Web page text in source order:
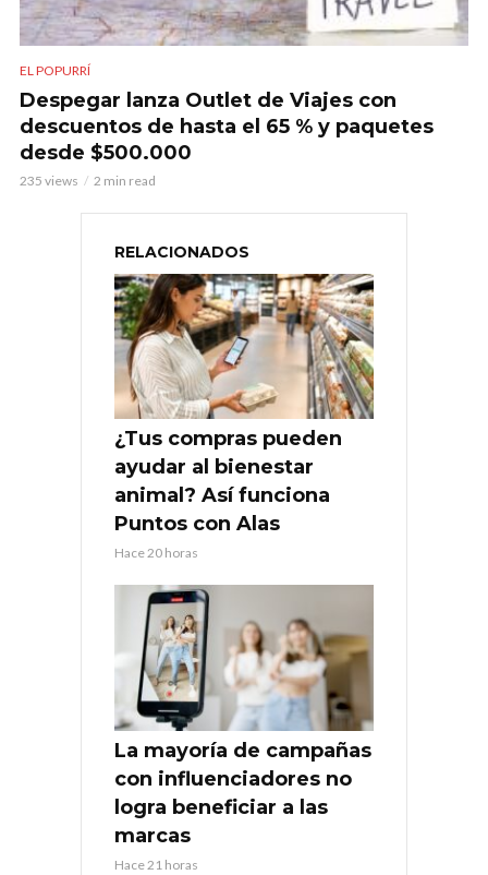
EL POPURRÍ
Despegar lanza Outlet de Viajes con
descuentos de hasta el 65 % y paquetes
desde $500.000
235 views 2 min read
RELACIONADOS
¿Tus compras pueden
ayudar al bienestar
animal? Así funciona
Puntos con Alas
Hace 20 horas
La mayoría de campañas
con influenciadores no
logra beneficiar a las
marcas
Hace 21 horas